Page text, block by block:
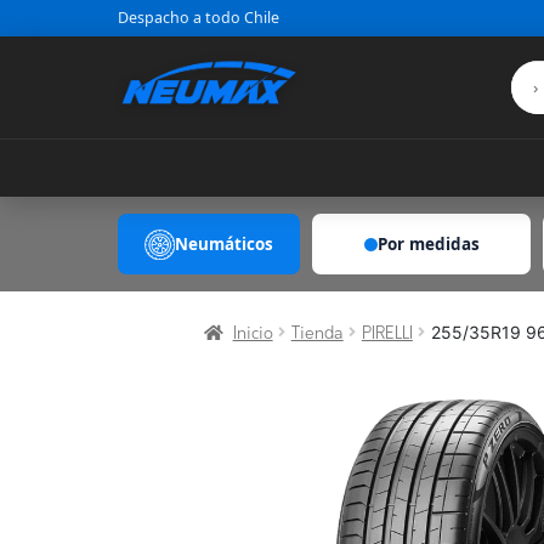
Saltar al contenidoDespacho a todo Chile
Neumáticos Por medidas
Inicio Tienda PIRELLI 255/35R19